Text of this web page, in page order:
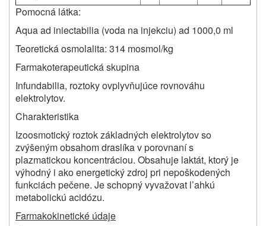
Pomocná látka:
Aqua ad iniectabilia (voda na injekciu) ad 1000,0 ml
Teoretická osmolalita: 314 mosmol/kg
Farmakoterapeutická skupina
Infundabilia, roztoky ovplyvňujúce rovnováhu
elektrolytov.
Charakteristika
Izoosmotický roztok základných elektrolytov so
zvýšeným obsahom draslíka v porovnaní s
plazmatickou koncentráciou. Obsahuje laktát, ktorý je
výhodný i ako energetický zdroj pri nepoškodených
funkciách pečene. Je schopný vyvažovat l’ahkú
metabolickú acidózu.
Farmakokinetické údaje